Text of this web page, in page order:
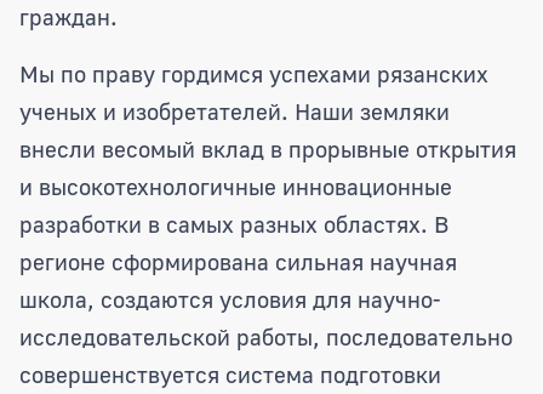
граждан.
Мы по праву гордимся успехами рязанских
ученых и изобретателей. Наши земляки
внесли весомый вклад в прорывные открытия
и высокотехнологичные инновационные
разработки в самых разных областях. В
регионе сформирована сильная научная
школа, создаются условия для научно-
исследовательской работы, последовательно
совершенствуется система подготовки